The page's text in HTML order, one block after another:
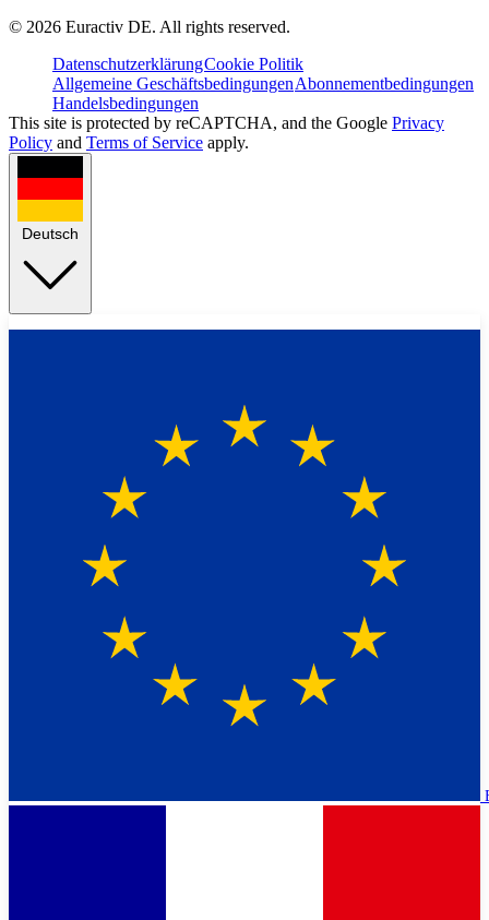
© 2026 Euractiv DE. All rights reserved.
DatenschutzerklärungCookie Politik
Allgemeine GeschäftsbedingungenAbonnementbedingungen
Handelsbedingungen
This site is protected by reCAPTCHA, and the Google Privacy
Policy and Terms of Service apply.
Deutsch